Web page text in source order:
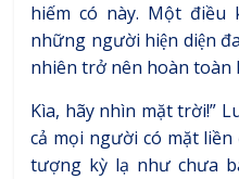
hiếm có này. Một điều
những người hiện diện
nhiên trở nên hoàn toàn
Kìa, hãy nhìn mặt trời!”
cả mọi người có mặt
tượng kỳ lạ như chưa